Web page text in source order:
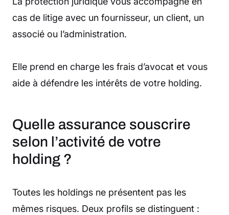
cas de litige avec un fournisseur, un client, un
associé ou l’administration.
Elle prend en charge les frais d’avocat et vous
aide à défendre les intérêts de votre holding.
Quelle assurance souscrire
selon l’activité de votre
holding ?
Toutes les holdings ne présentent pas les
mêmes risques. Deux profils se distinguent :